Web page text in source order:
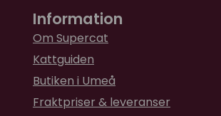
Information
Om Supercat
Kattguiden
Butiken i Umeå
Fraktpriser & leveranser